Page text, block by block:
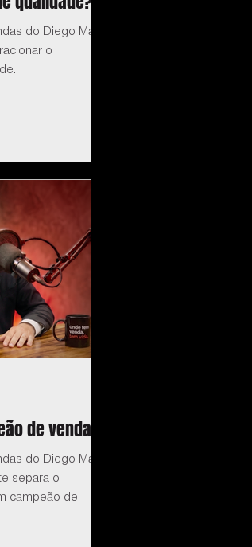
do Diego Maia:
o
de vendas
do Diego Maia:
separa o
campeão de